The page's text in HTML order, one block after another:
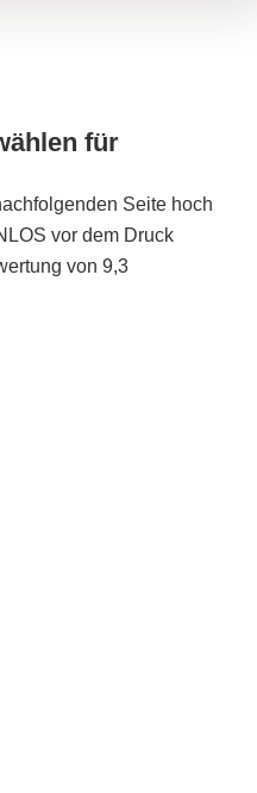
für
Seite hoch
vor dem Druck
von 9,3